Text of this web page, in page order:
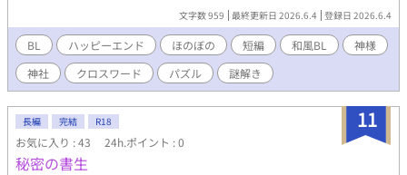
ーンライトノベルズでも公開中文字数 959 最終更新日 2026.6.4 登録日 2026.6.4
BL ハッピーエンド ほのぼの 短編 和風BL
神様
神社
クロスワード パズル 謎解き
11
長編 完結 R18
お気に入り : 43 24h.ポイント : 0
秘密の書生